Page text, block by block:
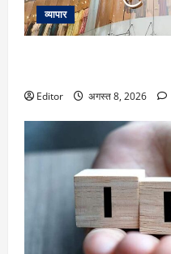
व्यापार
Editor अगस्त 8, 2026